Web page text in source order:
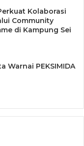
1 dan 2, serta telah
BEI
Kolaborasi
Community
di Kampung Sei
Warnai PEKSIMIDA